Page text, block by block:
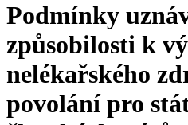
Podmínky
způsobilosti k
nelékařského
povolání pro